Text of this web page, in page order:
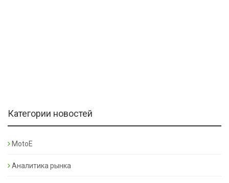
Категории новостей
MotoE
Аналитика рынка